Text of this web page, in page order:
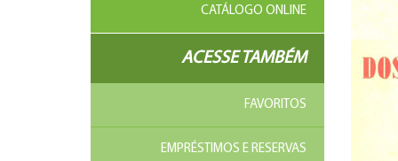
CATÁLOGO ONLINE
ACESSE TAMBÉM
FAVORITOS
EMPRÉSTIMOS E RESERVAS